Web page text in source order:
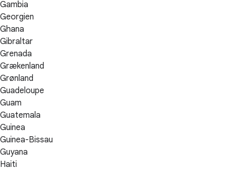
Gambia
Georgien
Ghana
Gibraltar
Grenada
Grækenland
Grønland
Guadeloupe
Guam
Guatemala
Guinea
Guinea-Bissau
Guyana
Haiti